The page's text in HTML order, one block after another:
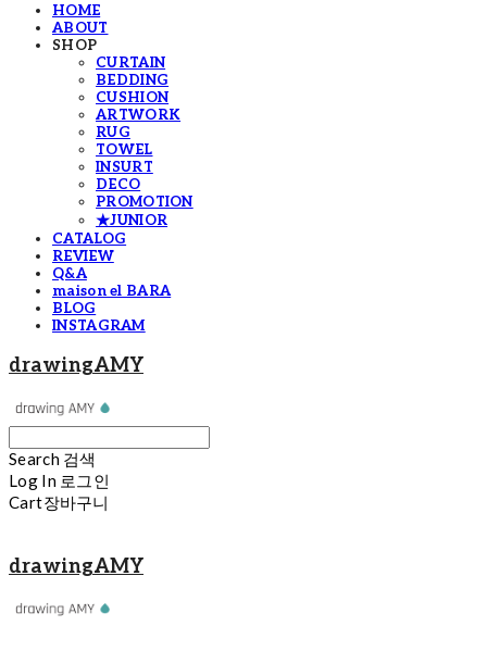
HOME
ABOUT
SHOP
CURTAIN
BEDDING
CUSHION
ARTWORK
RUG
TOWEL
INSURT
DECO
PROMOTION
★JUNIOR
CATALOG
REVIEW
Q&A
maison el BARA
BLOG
INSTAGRAM
drawingAMY
Search 검색
Log In 로그인
Cart장바구니
drawingAMY